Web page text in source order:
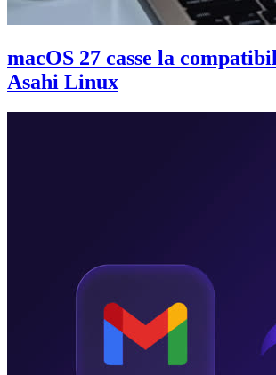
macOS 27 casse la
Asahi Linux